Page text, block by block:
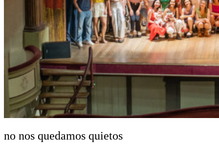
no nos quedamos quietos